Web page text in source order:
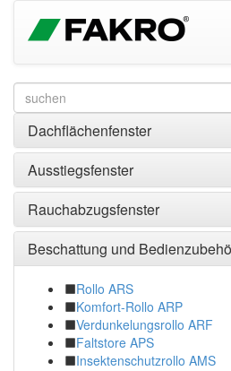
Dachflächenfenster
Ausstiegsfenster
Rauchabzugsfenster
Beschattung und
Rollo ARS
Komfort-Rollo ARP
Verdunkelungsrollo ARF
Faltstore APS
Insektenschutzrollo AMS